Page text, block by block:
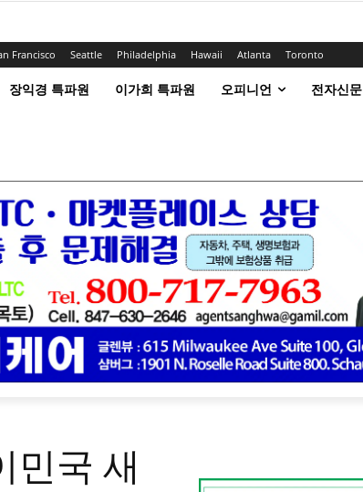
Francisco Seattle Philadelphia Hawaii Atlanta Toronto
장익경 특파원 이가희 특파원 오피니언 전자신문
민국 새